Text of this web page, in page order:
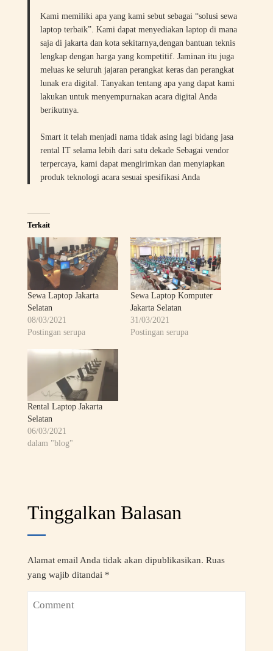
Kami memiliki apa yang kami sebut sebagai “solusi sewa
laptop terbaik”. Kami dapat menyediakan laptop di mana
saja di jakarta dan kota sekitarnya,dengan bantuan teknis
lengkap dengan harga yang kompetitif. Jaminan itu juga
meluas ke seluruh jajaran perangkat keras dan perangkat
lunak era digital. Tanyakan tentang apa yang dapat kami
lakukan untuk menyempurnakan acara digital Anda
berikutnya.
Smart it telah menjadi nama tidak asing lagi bidang jasa
rental IT selama lebih dari satu dekade Sebagai vendor
terpercaya, kami dapat mengirimkan dan menyiapkan
produk teknologi acara sesuai spesifikasi Anda
Terkait
Sewa Laptop Jakarta
Selatan
08/03/2021
Postingan serupa
Sewa Laptop Komputer
Jakarta Selatan
31/03/2021
Postingan serupa
Rental Laptop Jakarta
Selatan
06/03/2021
dalam "blog"
Tinggalkan Balasan
Alamat email Anda tidak akan dipublikasikan. Ruas
yang wajib ditandai *